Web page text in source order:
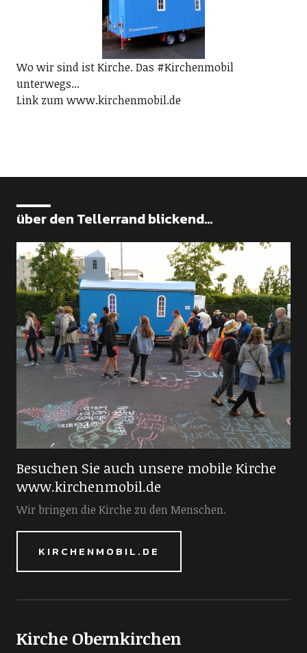
Wo wir sind ist Kirche. Das #Kirchenmobil
unterwegs...
Link zum www.kirchenmobil.de
über den Tellerrand blickend...
Besuchen Sie auch unsere mobile Kirche
www.kirchenmobil.de
Wir bringen die Kirche zu den Menschen.
KIRCHENMOBIL.DE
Kirche Obernkirchen